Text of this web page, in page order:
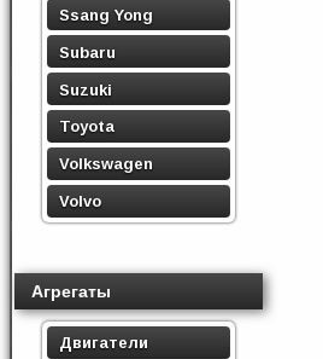
Ssang Yong
Subaru
Suzuki
Toyota
Volkswagen
Volvo
Агрегаты
Двигатели